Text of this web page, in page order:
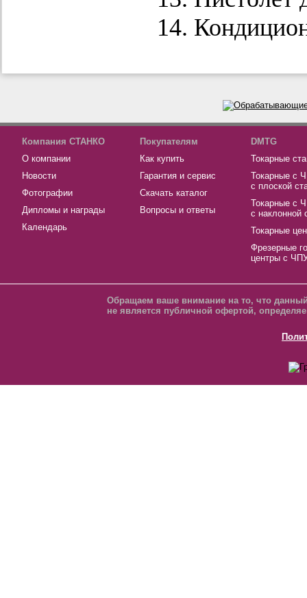
Компания СТАНКО
О компании
Новости
Фотографии
Дипломы и награды
Календарь
Покупателям
Как купить
Гарантия и сервис
Скачать каталог
Вопросы и ответы
DMTG
Токарные
Токарные с
с плоской
Токарные с
с наклонной
Токарные
Фрезерные
центры с
Обращаем ваше внимание на то, что
не является публичной офертой,